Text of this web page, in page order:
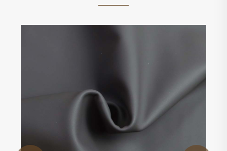
Mitkä ovat ympäristöystävällisten